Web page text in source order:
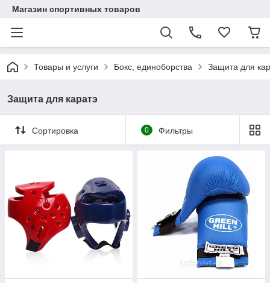
Магазин спортивных товаров
Товары и услуги Бокс, единоборства Защита для
Защита для каратэ
Сортировка 0 Фильтры